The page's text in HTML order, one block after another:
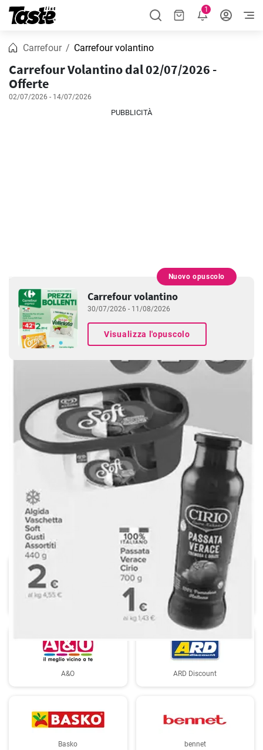
1
Carrefour Carrefour volantino
Carrefour Volantino dal 02/07/2026 -
Offerte
02/07/2026 - 14/07/2026
PUBBLICITÀ
Carrefour volantino
30/07/2026 - 11/08/2026
Visualizza l'opuscolo
Nuovo opuscolo
PUBBLICITÀ
Alter Discount
A&O ARD Discount
Basko bennet